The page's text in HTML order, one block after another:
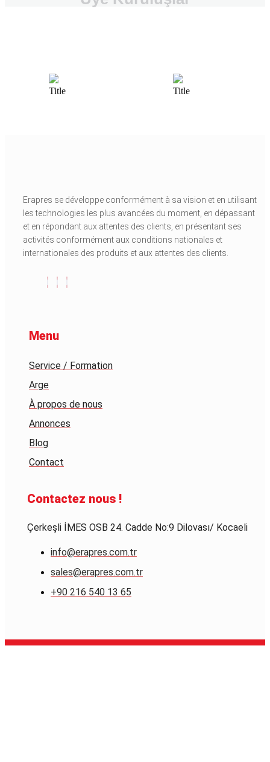
Erapres se développe conformément à sa vision et en utilisant
les technologies les plus avancées du moment, en dépassant
et en répondant aux attentes des clients, en présentant ses
activités conformément aux conditions nationales et
internationales des produits et aux attentes des clients.
Menu
Service / Formation
Arge
À propos de nous
Annonces
Blog
Contact
Contactez nous !
Çerkeşli İMES OSB 24. Cadde No:9 Dilovası/ Kocaeli
info@erapres.com.tr
sales@erapres.com.tr
+90 216 540 13 65